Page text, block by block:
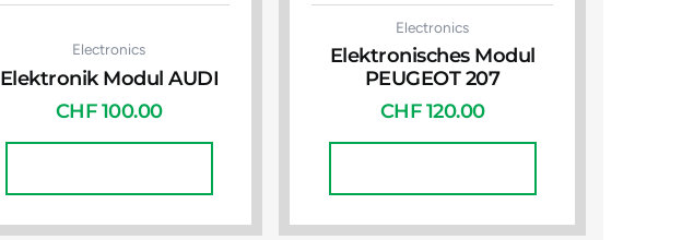
Electronics
Elektronik Modul AUDI
CHF100.00
Electronics
Elektronisches Modul
PEUGEOT 207
CHF120.00